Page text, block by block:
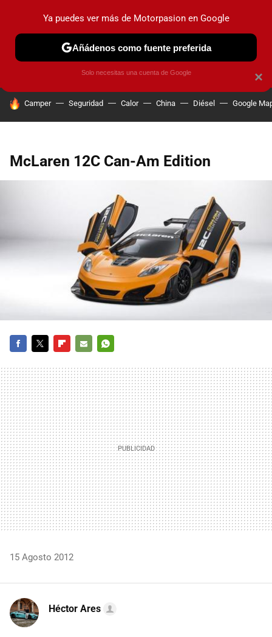
PRUEBAS COCHES ELÉCTRICOS OBSERVATORIO
HOY SE HABLA DE
Camper Seguridad Calor China Diésel Google
McLaren 12C Can-Am Edition
MAIL
15 Agosto 2012
Héctor Ares
×
Ya puedes ver más de Motorpasion en Google
Añádenos como fuente preferida
Solo necesitas una cuenta de Google